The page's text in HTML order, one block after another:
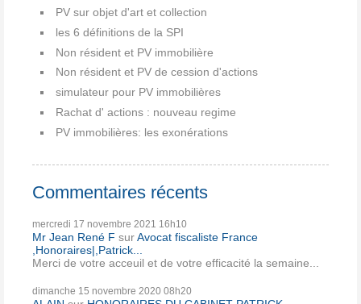
PV sur objet d'art et collection
les 6 définitions de la SPI
Non résident et PV immobilière
Non résident et PV de cession d'actions
simulateur pour PV immobilières
Rachat d' actions : nouveau regime
PV immobilières: les exonérations
Commentaires récents
mercredi 17 novembre 2021 16h10
Mr Jean René F surAvocat fiscaliste France
,Honoraires|,Patrick...
Merci de votre acceuil et de votre efficacité la semaine...
dimanche 15 novembre 2020 08h20